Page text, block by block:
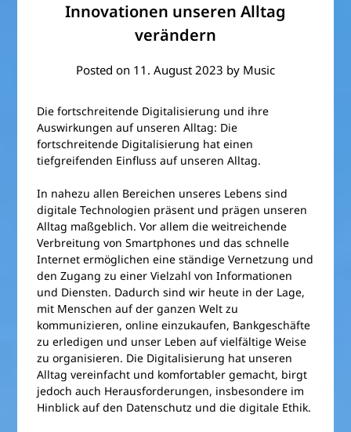
Innovationen unseren Alltag
verändern
Posted on 11. August 2023 by Music
Die fortschreitende Digitalisierung und ihre
Auswirkungen auf unseren Alltag: Die
fortschreitende Digitalisierung hat einen
tiefgreifenden Einfluss auf unseren Alltag.
In nahezu allen Bereichen unseres Lebens sind
digitale Technologien präsent und prägen unseren
Alltag maßgeblich. Vor allem die weitreichende
Verbreitung von Smartphones und das schnelle
Internet ermöglichen eine ständige Vernetzung und
den Zugang zu einer Vielzahl von Informationen
und Diensten. Dadurch sind wir heute in der Lage,
mit Menschen auf der ganzen Welt zu
kommunizieren, online einzukaufen, Bankgeschäfte
zu erledigen und unser Leben auf vielfältige Weise
zu organisieren. Die Digitalisierung hat unseren
Alltag vereinfacht und komfortabler gemacht, birgt
jedoch auch Herausforderungen, insbesondere im
Hinblick auf den Datenschutz und die digitale Ethik.